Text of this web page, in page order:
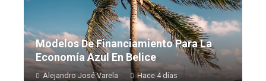
Modelos De Financiamiento Para La
Economía Azul En Belice
Alejandro José Varela Hace 4 días